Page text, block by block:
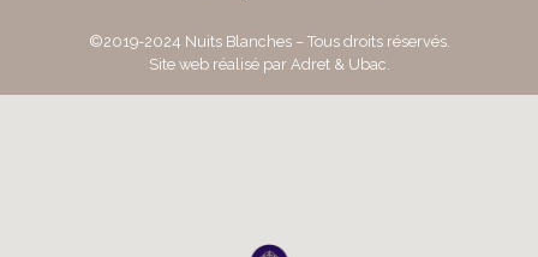
©2019-2024 Nuits Blanches – Tous droits réservés.
Site web réalisé par Adret & Ubac